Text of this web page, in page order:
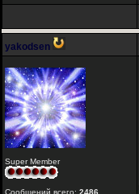
yakodsen
Super Member
Сообщений всего: 2486